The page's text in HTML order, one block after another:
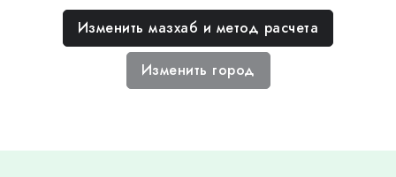
Изменить мазхаб и метод расчета
Изменить город